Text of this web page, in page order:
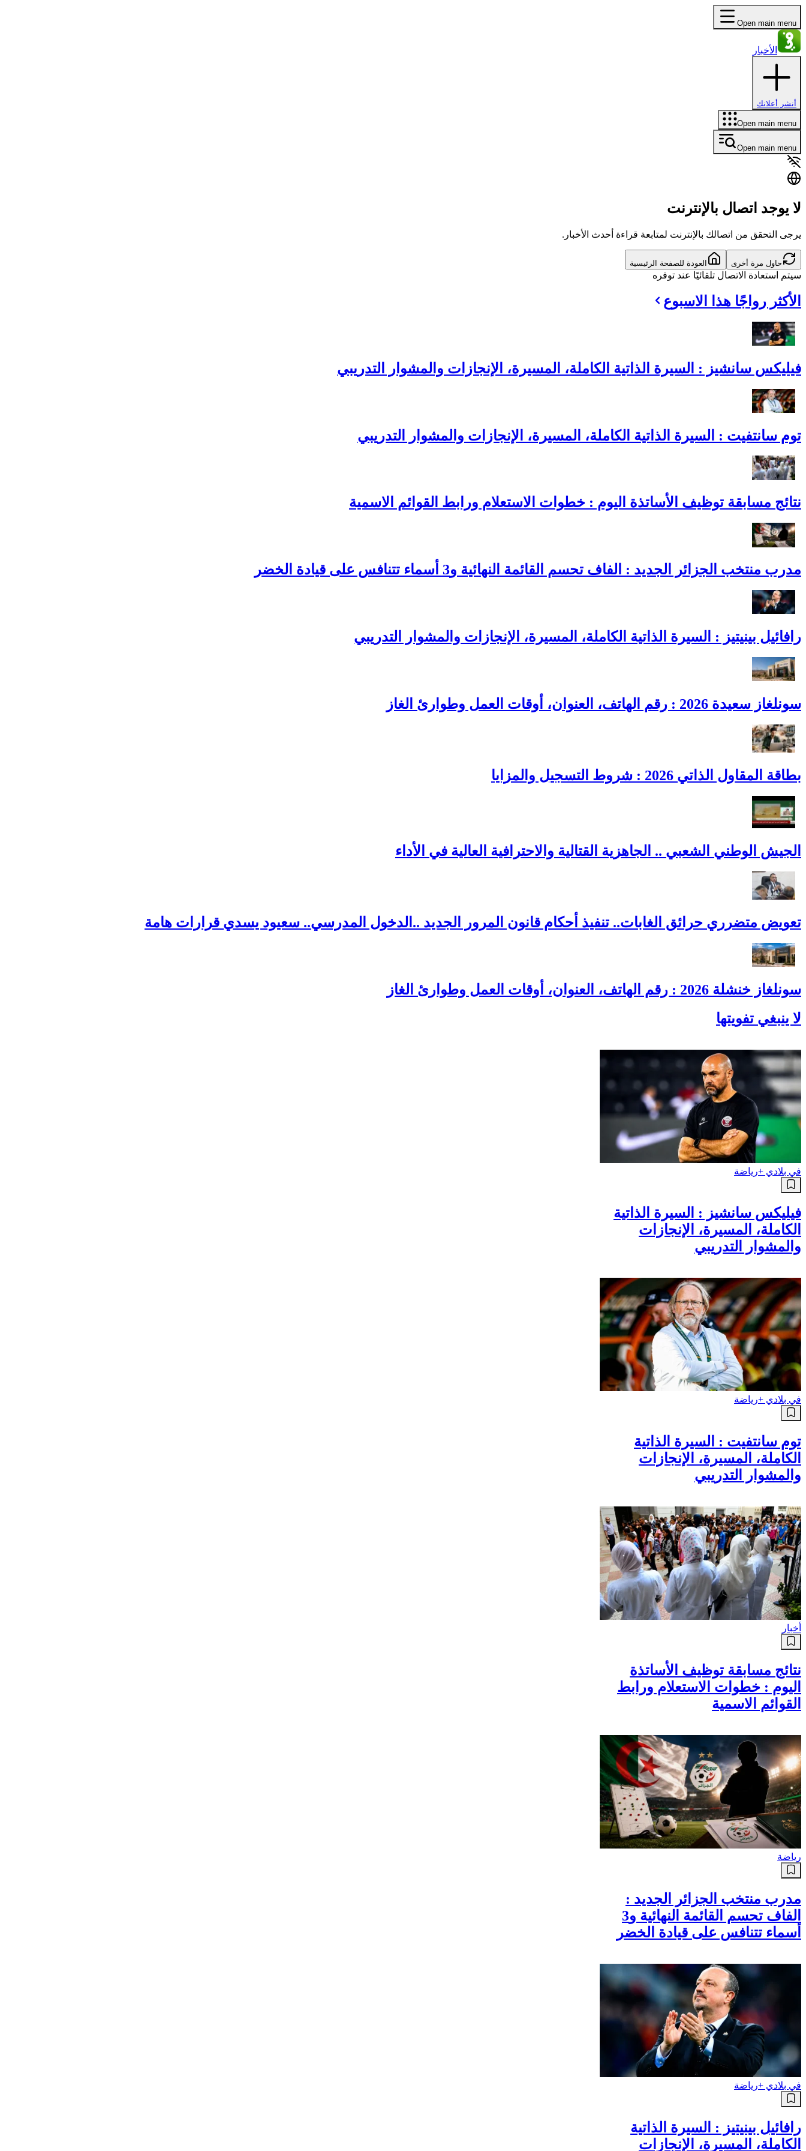
Open main menu
الأخبار
أنشر أعلانك
Open main menu
Open main menu
لا يوجد اتصال بالإنترنت
يرجى التحقق من اتصالك بالإنترنت لمتابعة قراءة أحدث الأخبار.
حاول مرة أخرى العودة للصفحة الرئيسية
سيتم استعادة الاتصال تلقائيًا عند توفره
الأكثر رواجًا هذا الاسبوع
فيليكس سانشيز : السيرة الذاتية الكاملة، المسيرة، الإنجازات والمشوار التدريبي
توم سانتفيت : السيرة الذاتية الكاملة، المسيرة، الإنجازات والمشوار التدريبي
نتائج مسابقة توظيف الأساتذة اليوم : خطوات الاستعلام ورابط القوائم الاسمية
مدرب منتخب الجزائر الجديد : الفاف تحسم القائمة النهائية و3 أسماء تتنافس على قيادة الخضر
رافائيل بينيتيز : السيرة الذاتية الكاملة، المسيرة، الإنجازات والمشوار التدريبي
سونلغاز سعيدة 2026 : رقم الهاتف، العنوان، أوقات العمل وطوارئ الغاز
بطاقة المقاول الذاتي 2026 : شروط التسجيل والمزايا
الجيش الوطني الشعبي .. الجاهزية القتالية والاحترافية العالية في الأداء
تعويض متضرري حرائق الغابات.. تنفيذ أحكام قانون المرور الجديد ..الدخول المدرسي.. سعيود يسدي قرارات هامة
سونلغاز خنشلة 2026 : رقم الهاتف، العنوان، أوقات العمل وطوارئ الغاز
لا ينبغي تفويتها
في بلادي +رياضة
فيليكس سانشيز : السيرة الذاتية
الكاملة، المسيرة، الإنجازات
والمشوار التدريبي
في بلادي +رياضة
توم سانتفيت : السيرة الذاتية
الكاملة، المسيرة، الإنجازات
والمشوار التدريبي
أخبار
نتائج مسابقة توظيف الأساتذة
اليوم : خطوات الاستعلام ورابط
القوائم الاسمية
رياضة
مدرب منتخب الجزائر الجديد :
الفاف تحسم القائمة النهائية و3
أسماء تتنافس على قيادة الخضر
في بلادي +رياضة
رافائيل بينيتيز : السيرة الذاتية
الكاملة، المسيرة، الإنجازات